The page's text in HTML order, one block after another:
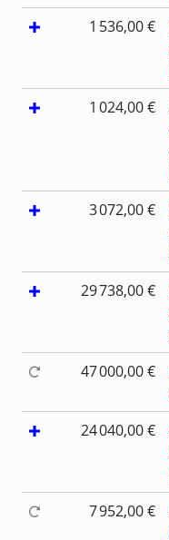
1 536,00 €
1 024,00 €
3 072,00 €
29 738,00 €
47 000,00 €
24 040,00 €
7 952,00 €